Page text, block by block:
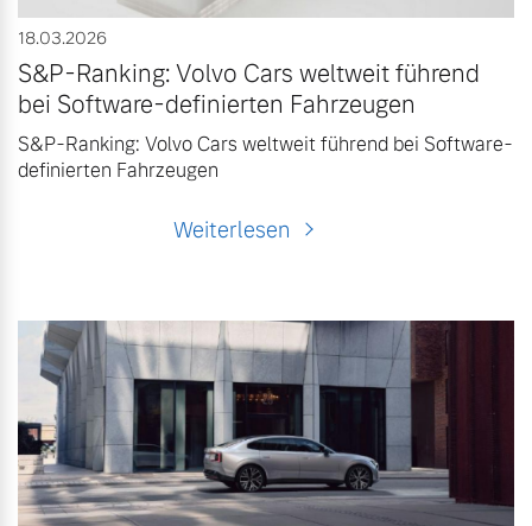
18.03.2026
S&P-Ranking: Volvo Cars weltweit führend
bei Software-definierten Fahrzeugen
S&P-Ranking: Volvo Cars weltweit führend bei Software-
definierten Fahrzeugen
Weiterlesen